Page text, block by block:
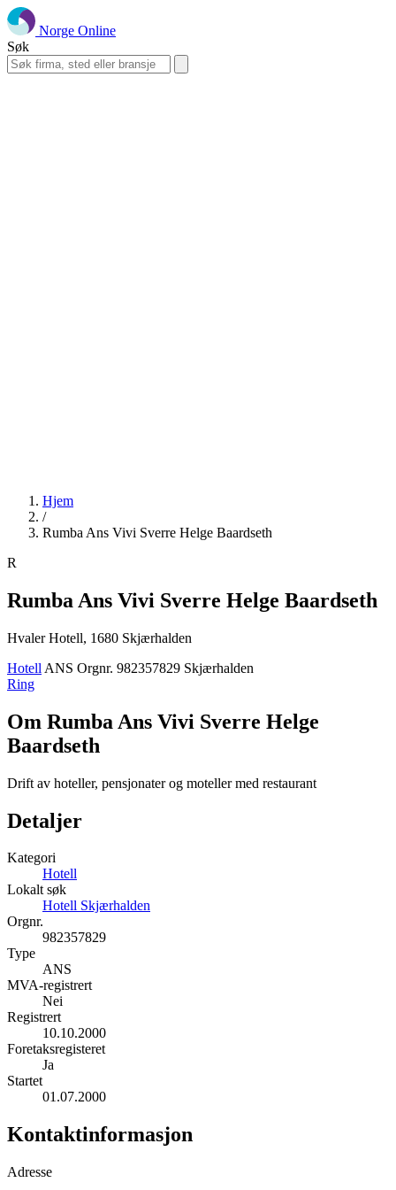
Norge Online
Søk
Hjem
/
Rumba Ans Vivi Sverre Helge Baardseth
R
Rumba Ans Vivi Sverre Helge Baardseth
Hvaler Hotell, 1680 Skjærhalden
Hotell ANS Orgnr. 982357829 Skjærhalden
Ring
Om Rumba Ans Vivi Sverre Helge
Baardseth
Drift av hoteller, pensjonater og moteller med restaurant
Detaljer
Kategori
Hotell
Lokalt søk
Hotell Skjærhalden
Orgnr.
982357829
Type
ANS
MVA-registrert
Nei
Registrert
10.10.2000
Foretaksregisteret
Ja
Startet
01.07.2000
Kontaktinformasjon
Adresse